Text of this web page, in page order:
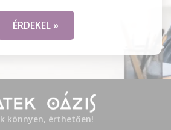
ÉRDEKEL »
könnyen, érthetően!